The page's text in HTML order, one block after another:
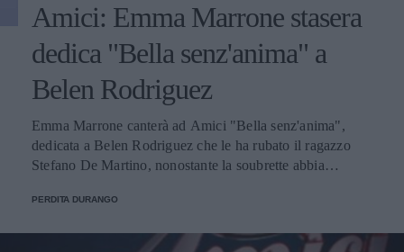
Amici: Emma Marrone stasera
dedica "Bella senz'anima" a
Belen Rodriguez
Emma Marrone canterà ad Amici "Bella senz'anima",
dedicata a Belen Rodriguez che le ha rubato il ragazzo
Stefano De Martino, nonostante la soubrette abbia
PERDITA DURANGO